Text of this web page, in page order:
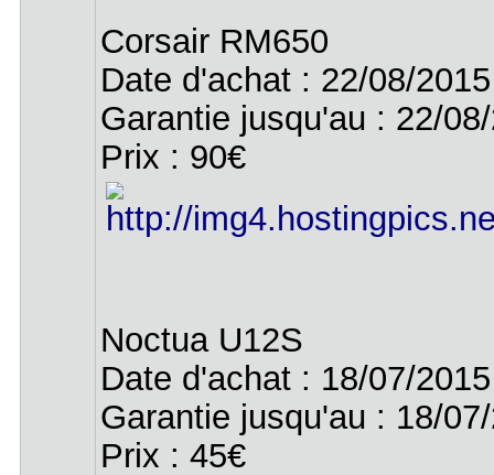
Corsair RM650
Date d'achat : 22/08/2015
Garantie jusqu'au : 22/
Prix : 90€
Noctua U12S
Date d'achat : 18/07/2015
Garantie jusqu'au : 18/
Prix : 45€